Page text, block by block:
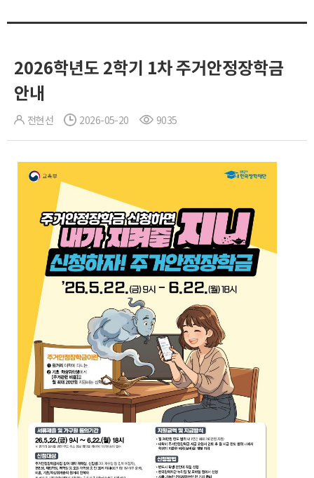
2026학년도 2학기 1차 주거안정장학금
안내
전현선 2026-05-20 9035